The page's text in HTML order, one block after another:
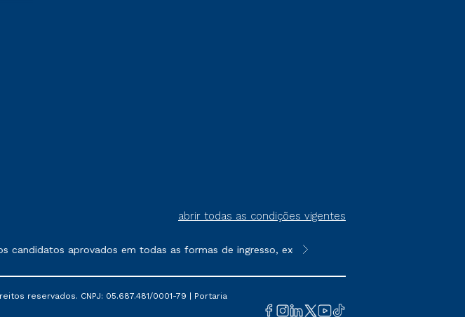
abrir todas as condições vigentes
de serviçosaprovados em todas as formas de ingresso, exceto na prova on-line ou
**Semipresencial é um formato do
reservados. CNPJ: 05.687.481/0001-79 | Portaria